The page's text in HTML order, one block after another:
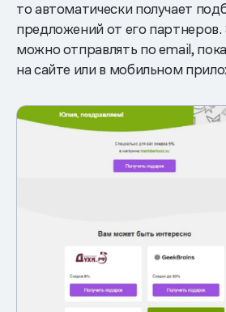
то автоматически получает
предложений от его
можно отправлять по email,
на сайте или в мобильном